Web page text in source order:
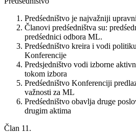
Predśedništvo je najvažniji
Članovi predśedništva su:
predśednici odbora ML.
Predśedništvo kreira i vodi
Konferencije
Predsjedništvo vodi izborne
tokom izbora
Predśedništvo Konferenciji
važnosti za ML
Predśedništvo obavlja druge
drugim aktima
Član 11.